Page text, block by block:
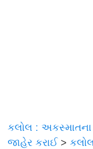
કલોલ : અકસ્માતના
જાહેર કરાઈ >